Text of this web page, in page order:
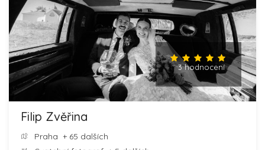
3 hodnocení
Filip Zvěřina
Praha + 65 dalších